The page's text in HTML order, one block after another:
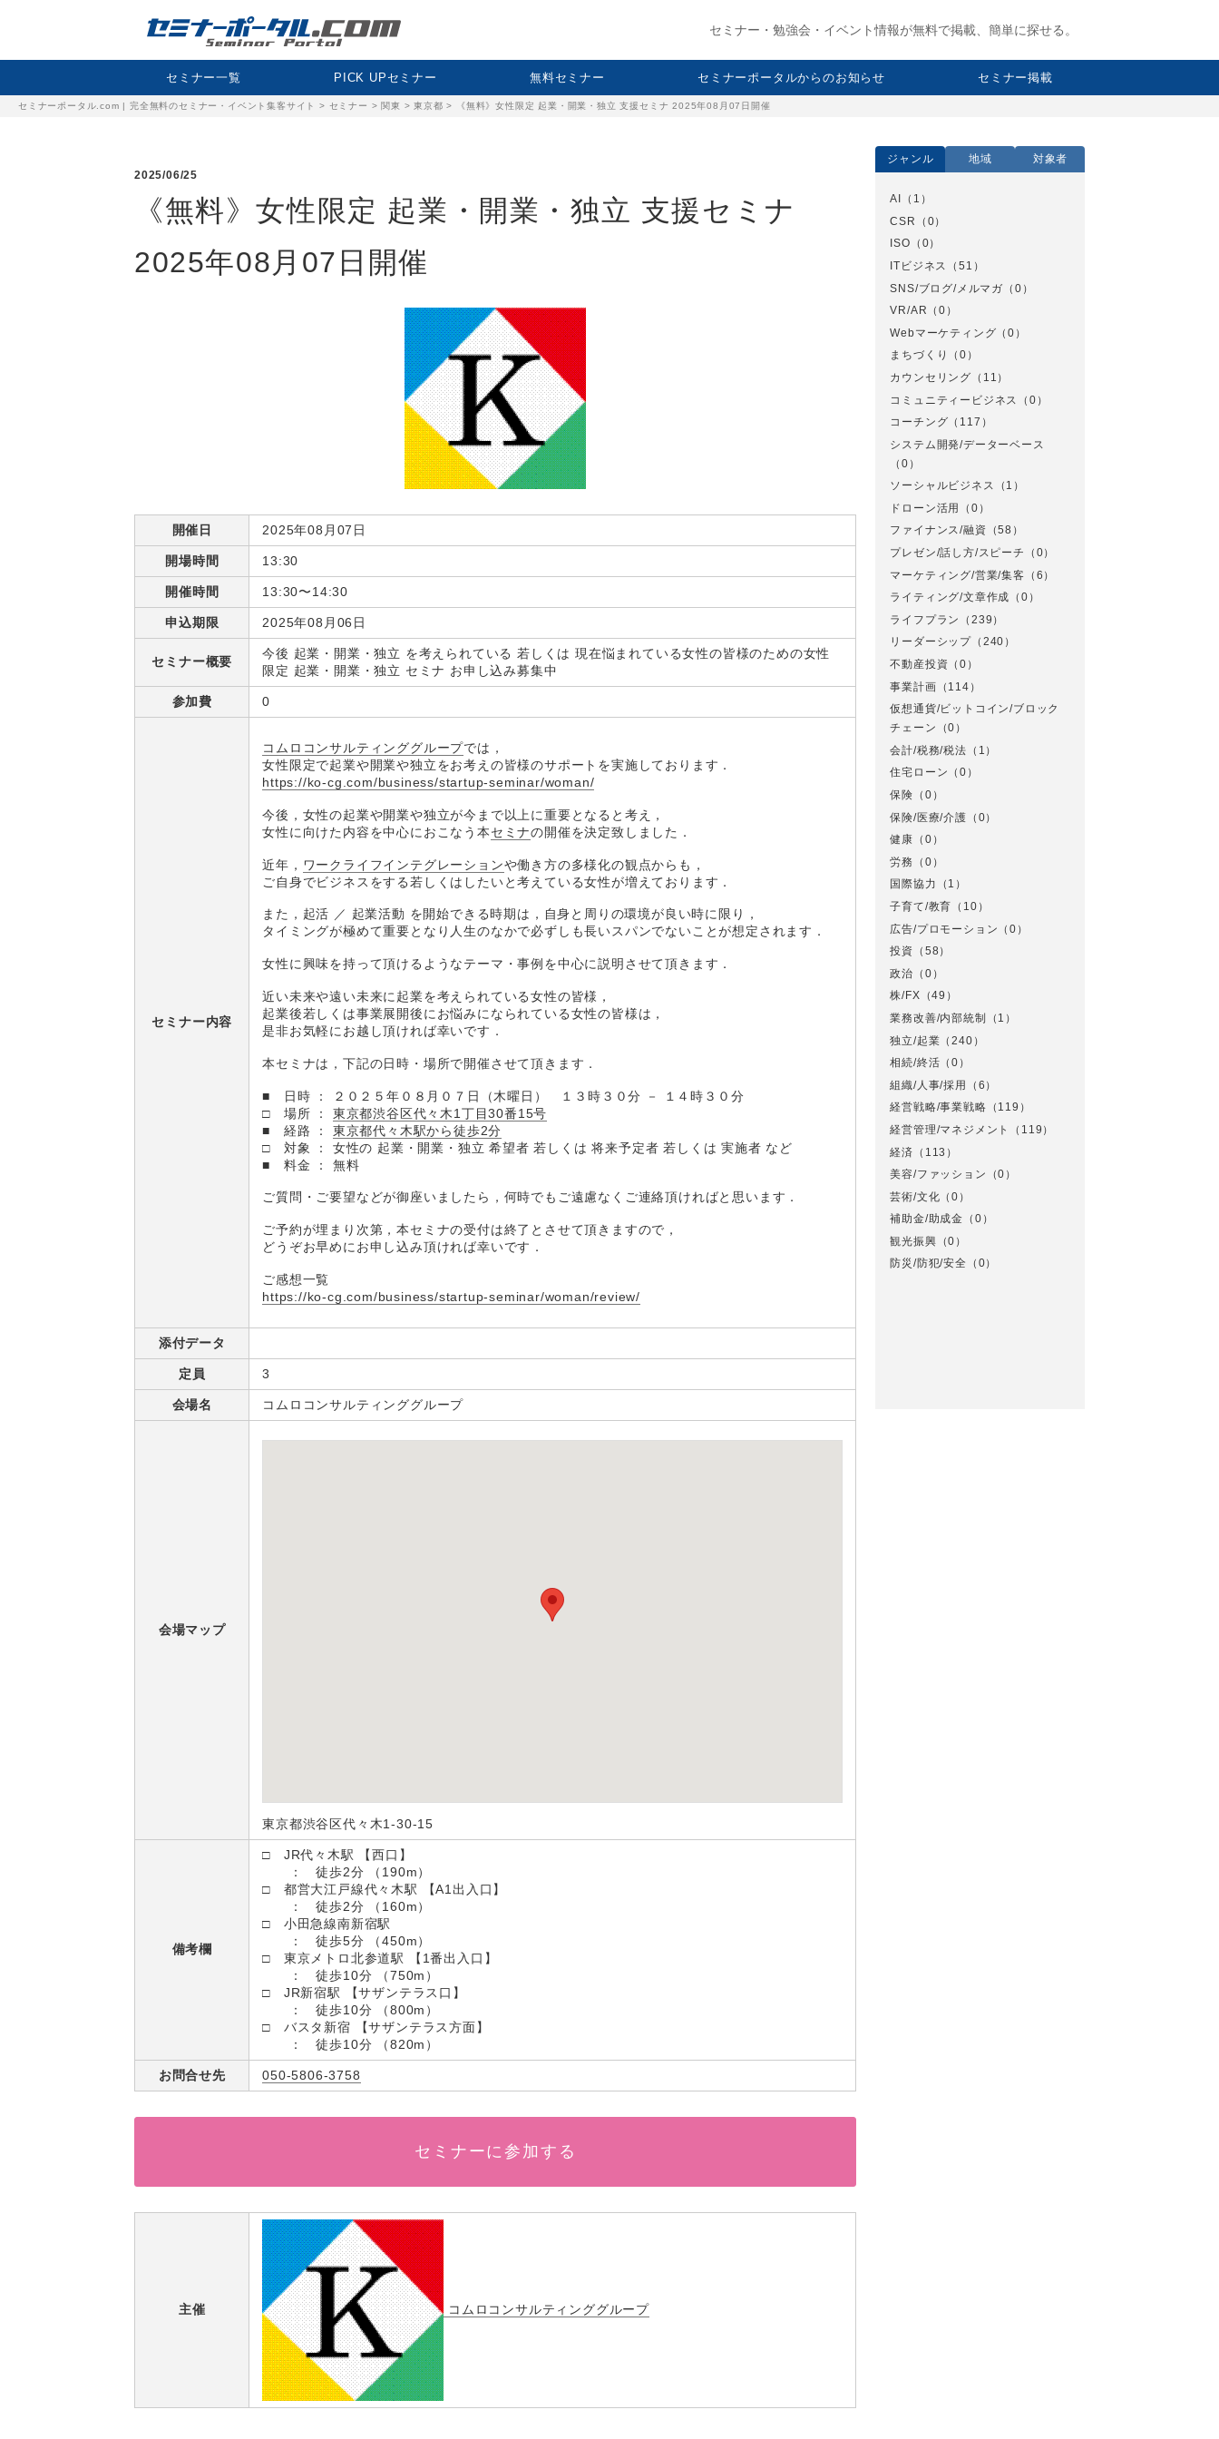
セミナー・勉強会・イベント情報が無料で掲載、簡単に探せる。
セミナー一覧 PICK UPセミナー 無料セミナー セミナーポータルからのお知らせ セミナー掲載
セミナーポータル.com | 完全無料のセミナー・イベント集客サイト > セミナー > 関東 >東京都 > 《無料》女性限定 起業・開業・独立 支援セミナ 2025年08月07日開催
2025/06/25
《無料》女性限定 起業・開業・独立 支援セミナ
2025年08月07日開催
開催日 2025年08月07日
開場時間 13:30
開催時間 13:30〜14:30
申込期限 2025年08月06日
セミナー概要
今後 起業・開業・独立 を考えられている 若しくは 現在悩まれている女性の皆様のための女性
限定 起業・開業・独立 セミナ お申し込み募集中
参加費 0
セミナー内容
コムロコンサルティンググループでは，
女性限定で起業や開業や独立をお考えの皆様のサポートを実施しております．
https://ko-cg.com/business/startup-seminar/woman/
今後，女性の起業や開業や独立が今まで以上に重要となると考え，
女性に向けた内容を中心におこなう本セミナの開催を決定致しました．
近年， ワークライフインテグレーションや働き方の多様化の観点からも，
ご自身でビジネスをする若しくはしたいと考えている女性が増えております．
また，起活 ／ 起業活動 を開始できる時期は，自身と周りの環境が良い時に限り，
タイミングが極めて重要となり人生のなかで必ずしも長いスパンでないことが想定されます．
女性に興味を持って頂けるようなテーマ・事例を中心に説明させて頂きます．
近い未来や遠い未来に起業を考えられている女性の皆様，
起業後若しくは事業展開後にお悩みになられている女性の皆様は，
是非お気軽にお越し頂ければ幸いです．
本セミナは，下記の日時・場所で開催させて頂きます．
■ 日時 ： ２０２５年０８月０７日（木曜日） １３時３０分 － １４時３０分
□ 場所 ： 東京都渋谷区代々木1丁目30番15号
■ 経路 ： 東京都代々木駅から徒歩2分
□ 対象 ： 女性の 起業・開業・独立 希望者 若しくは 将来予定者 若しくは 実施者 など
■ 料金 ： 無料
ご質問・ご要望などが御座いましたら，何時でもご遠慮なくご連絡頂ければと思います．
ご予約が埋まり次第，本セミナの受付は終了とさせて頂きますので，
どうぞお早めにお申し込み頂ければ幸いです．
ご感想一覧
https://ko-cg.com/business/startup-seminar/woman/review/
添付データ
定員 3
会場名 コムロコンサルティンググループ
会場マップ
東京都渋谷区代々木1-30-15
備考欄
□ JR代々木駅 【西口】
： 徒歩2分 （190m）
□ 都営大江戸線代々木駅 【A1出入口】
： 徒歩2分 （160m）
□ 小田急線南新宿駅
： 徒歩5分 （450m）
□ 東京メトロ北参道駅 【1番出入口】
： 徒歩10分 （750m）
□ JR新宿駅 【サザンテラス口】
： 徒歩10分 （800m）
□ バスタ新宿 【サザンテラス方面】
： 徒歩10分 （820m）
お問合せ先 050-5806-3758
セミナーに参加する
主催 コムロコンサルティンググループ
ジャンル 地域 対象者
AI
（1）
CSR
（0）
ISO （0）
ITビジネス
（51）
SNS/ブログ/メルマガ （0）
VR/AR （0）
Webマーケティング （0）
まちづくり
（0）
カウンセリング （11）
コミュニティービジネス
（0）
コーチング （117）
システム開発/データーベース
（0）
ソーシャルビジネス
（1）
ドローン活用
（0）
ファイナンス/融資 （58）
プレゼン/話し方/スピーチ
（0）
マーケティング/営業/集客 （6）
ライティング/文章作成 （0）
ライフプラン
（239）
リーダーシップ （240）
不動産投資 （0）
事業計画 （114）
仮想通貨/ビットコイン/ブロック
チェーン
（0）
会計/税務/税法 （1）
住宅ローン （0）
保険 （0）
保険/医療/介護 （0）
健康 （0）
労務
（0）
国際協力
（1）
子育て/教育 （10）
広告/プロモーション （0）
投資 （58）
政治 （0）
株/FX （49）
業務改善/内部統制
（1）
独立/起業 （240）
相続/終活 （0）
組織/人事/採用
（6）
経営戦略/事業戦略 （119）
経営管理/マネジメント
（119）
経済 （113）
美容/ファッション
（0）
芸術/文化 （0）
補助金/助成金 （0）
観光振興 （0）
防災/防犯/安全
（0）